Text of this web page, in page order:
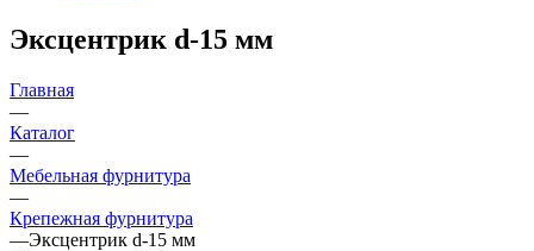
Эксцентрик d-15 мм
Главная
—
Каталог
—
Мебельная фурнитура
—
Крепежная фурнитура
—Эксцентрик d-15 мм